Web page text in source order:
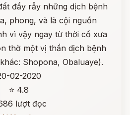
đầy rẫy những dịch bệnh
phong, và là cội nguồn
vì vậy ngay từ thời cổ xưa
thờ một vị thần dịch bệnh
Shopona, Obaluaye).
02-2020
⭐ 4.8
lượt đọc